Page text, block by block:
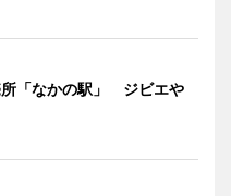
「なかの駅」 ジビエや